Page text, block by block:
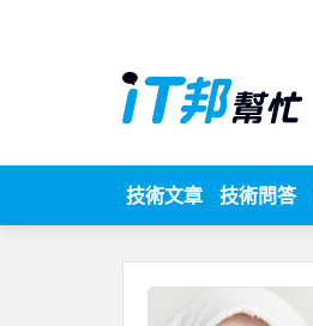
技術文章 技術問答